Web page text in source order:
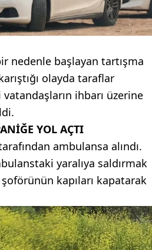
nedenle başlayan tartışma
olayda taraflar
ihbarı üzerine
YOL AÇTI
ambulansa alındı.
yaralıya saldırmak
kapıları kapatarak